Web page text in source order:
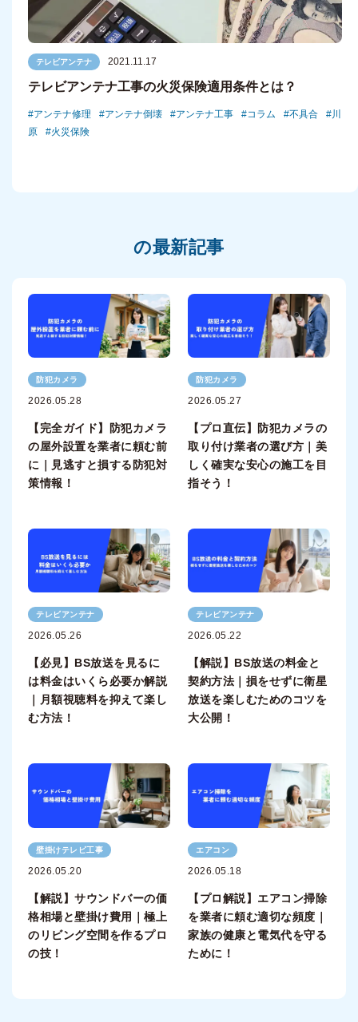
テレビアンテナ 2021.11.17
テレビアンテナ工事の火災保険適用条件とは？
アンテナ修理 アンテナ倒壊 アンテナ工事 コラム 不具合
川
原
火災保険
の最新記事
防犯カメラ
2026.05.28
【完全ガイド】防犯カメラ
の屋外設置を業者に頼む前
に｜見逃すと損する防犯対
策情報！
防犯カメラ
2026.05.27
【プロ直伝】防犯カメラの
取り付け業者の選び方｜美
しく確実な安心の施工を目
指そう！
テレビアンテナ
2026.05.26
【必見】BS放送を見るに
は料金はいくら必要か解説
｜月額視聴料を抑えて楽し
む方法！
テレビアンテナ
2026.05.22
【解説】BS放送の料金と
契約方法｜損をせずに衛星
放送を楽しむためのコツを
大公開！
壁掛けテレビ工事
2026.05.20
【解説】サウンドバーの価
格相場と壁掛け費用｜極上
のリビング空間を作るプロ
の技！
エアコン
2026.05.18
【プロ解説】エアコン掃除
を業者に頼む適切な頻度｜
家族の健康と電気代を守る
ために！